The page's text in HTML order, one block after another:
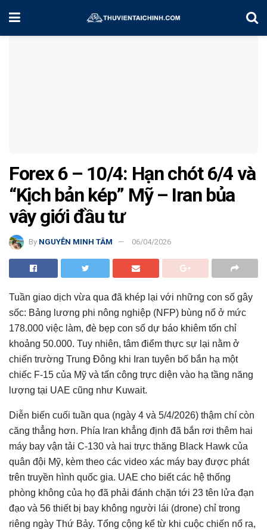
Home Chiến Lược Đầu Tư
Forex 6 – 10/4: Hạn chót 6/4 và
“Kịch bản kép” Mỹ – Iran bủa
vây giới đầu tư
By NGUYỄN MINH TÂM 06/04/2026
Tuần giao dịch vừa qua đã khép lại với những con số gây
sốc: Bảng lương phi nông nghiệp (NFP) bùng nổ ở mức
178.000 việc làm, đè bẹp con số dự báo khiêm tốn chỉ
khoảng 50.000. Tuy nhiên, tâm điểm thực sự lại nằm ở
chiến trường Trung Đông khi Iran tuyên bố bắn hạ một
chiếc F-15 của Mỹ và tấn công trực diện vào hạ tầng năng
lượng tại UAE cũng như Kuwait.
Diễn biến cuối tuần qua (ngày 4 và 5/4/2026) thậm chí còn
căng thẳng hơn. Phía Iran khẳng định đã bắn rơi thêm hai
máy bay vận tải C-130 và hai trực thăng Black Hawk của
quân đội Mỹ, kèm theo các video xác máy bay được phát
trên truyền hình quốc gia. UAE cho biết các hệ thống
phòng không của họ đã phải đánh chặn tới 23 tên lửa đạn
đạo và 56 thiết bị bay không người lái (drone) chỉ trong
riêng ngày Thứ Bảy. Tổng cộng kể từ khi cuộc chiến nổ ra,